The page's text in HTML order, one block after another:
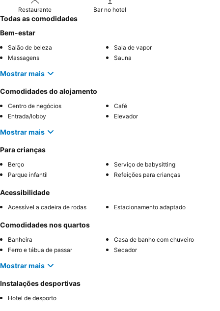
Restaurante Bar no hotel
Todas as comodidades
Bem-estar
Salão de beleza
Sala de vapor
Massagens
Sauna
Mostrar mais
Comodidades do alojamento
Centro de negócios
Café
Entrada/lobby
Elevador
Mostrar mais
Para crianças
Berço
Serviço de babysitting
Parque infantil
Refeições para crianças
Acessibilidade
Acessível a cadeira de rodas Estacionamento adaptado
Comodidades nos quartos
Banheira
Casa de banho com chuveiro
Ferro e tábua de passar
Secador
Mostrar mais
Instalações desportivas
Hotel de desporto